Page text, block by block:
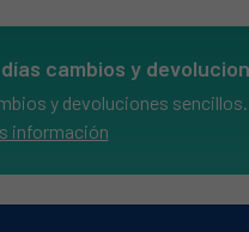
y devoluciones sencillos.
información